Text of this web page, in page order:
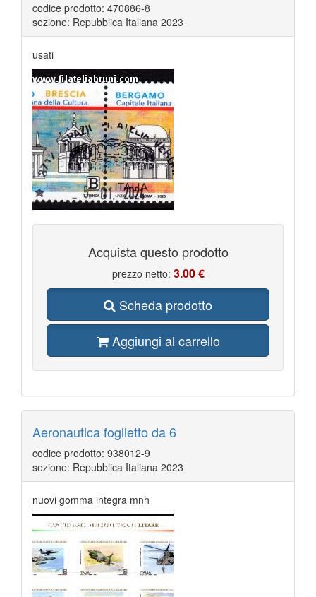
codice prodotto: 470886-8
sezione: Repubblica Italiana 2023
usati
Acquista questo prodotto
prezzo netto: 3.00 €
Scheda prodotto
Aggiungi al carrello
Aeronautica foglietto da 6
codice prodotto: 938012-9
sezione: Repubblica Italiana 2023
nuovi gomma integra mnh